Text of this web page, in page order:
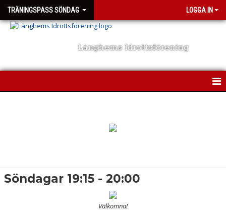
TRÄNINGSPASS SÖNDAG LOGGA IN
Länghems Idrottsförening
Söndagar 19:15 - 20:00
Välkomna!